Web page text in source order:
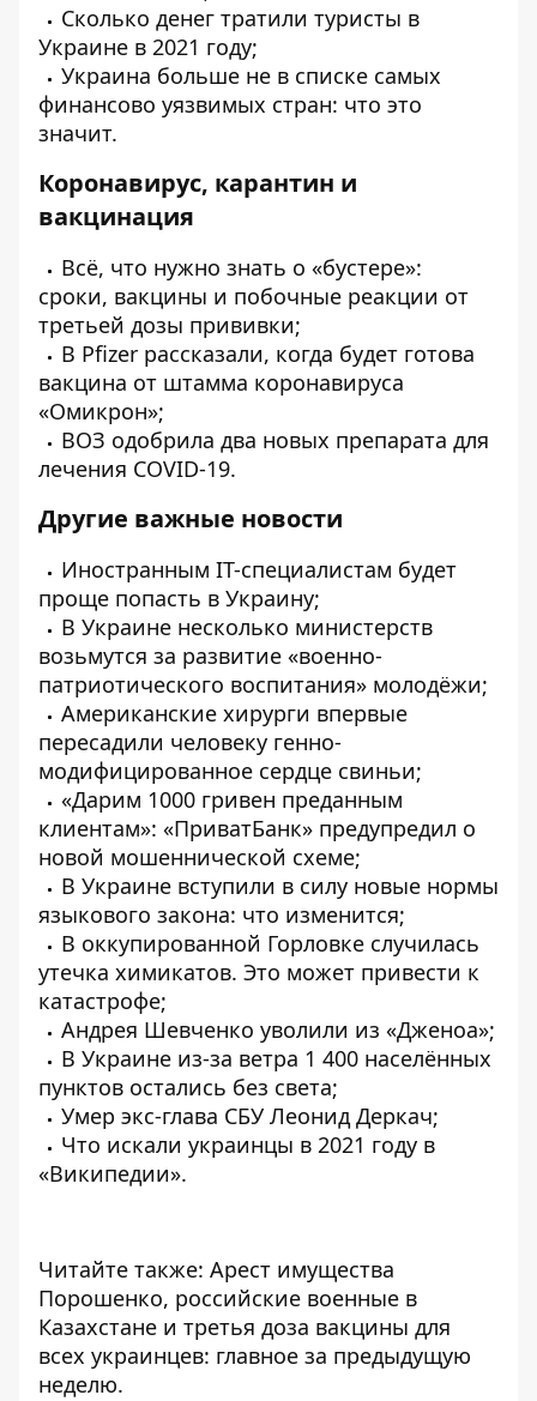
Сколько денег тратили туристы в
Украине в 2021 году;
Украина больше не в списке самых
финансово уязвимых стран: что это
значит.
Коронавирус, карантин и
вакцинация
Всё, что нужно знать о «бустере»:
сроки, вакцины и побочные реакции от
третьей дозы прививки;
В Pfizer рассказали, когда будет готова
вакцина от штамма коронавируса
«Омикрон»;
ВОЗ одобрила два новых препарата для
лечения COVID-19.
Другие важные новости
Иностранным IТ-специалистам будет
проще попасть в Украину;
В Украине несколько министерств
возьмутся за развитие «военно-
патриотического воспитания» молодёжи;
Американские хирурги впервые
пересадили человеку генно-
модифицированное сердце свиньи;
«Дарим 1000 гривен преданным
клиентам»: «ПриватБанк» предупредил о
новой мошеннической схеме;
В Украине вступили в силу новые нормы
языкового закона: что изменится;
В оккупированной Горловке случилась
утечка химикатов. Это может привести к
катастрофе;
Андрея Шевченко уволили из «Дженоа»;
В Украине из-за ветра 1 400 населённых
пунктов остались без света;
Умер экс-глава СБУ Леонид Деркач;
Что искали украинцы в 2021 году в
«Википедии».
Читайте также: Арест имущества
Порошенко, российские военные в
Казахстане и третья доза вакцины для
всех украинцев: главное за предыдущую
неделю.